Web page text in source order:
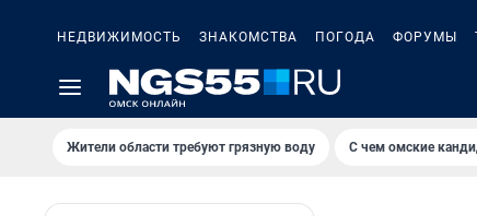
НЕДВИЖИМОСТЬ ЗНАКОМСТВА ПОГОДА ФОРУМЫ
Жители области требуют грязную воду С чем омские